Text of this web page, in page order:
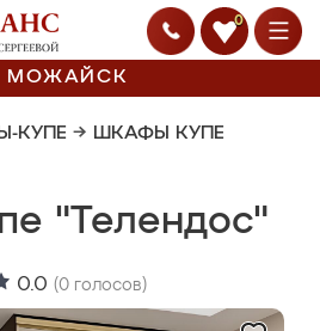
0
МОЖАЙСК
КУПЕ → ШКАФЫ КУПЕ
"Телендос"
0.0 (0 голосов)